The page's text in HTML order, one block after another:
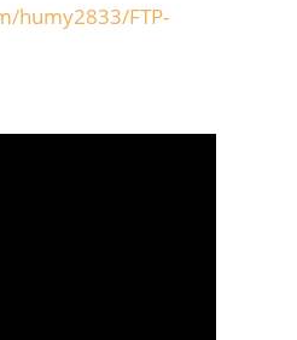
humy2833/FTP-